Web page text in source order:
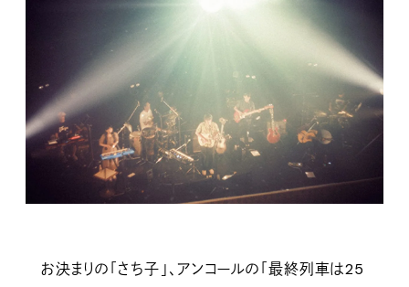
お決まりの「さち子」、アンコールの「最終列車は25